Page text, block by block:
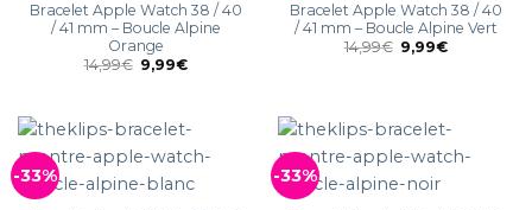
Bracelet Apple Watch 38 / 40
/ 41 mm – Boucle Alpine
Orange
14,99€ 9,99€
Bracelet Apple Watch 38 / 40
/ 41 mm – Boucle Alpine Vert
14,99€ 9,99€
-33% -33%